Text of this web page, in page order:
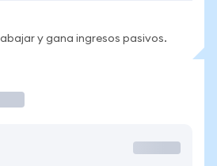
y gana ingresos pasivos.